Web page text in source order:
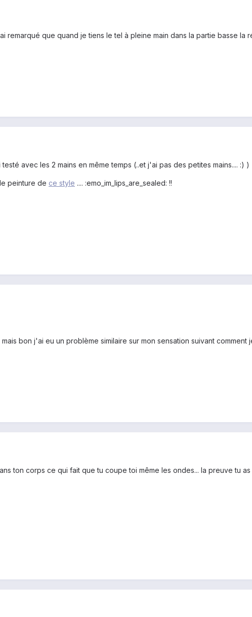
remarqué que quand je tiens le tel à pleine main dans la partie basse
avec les 2 mains en même temps (..et j'ai pas des petites mains.... :) )
peinture de ce style .... :emo_im_lips_are_sealed: !!
bon j'ai eu un problème similaire sur mon sensation suivant
ton corps ce qui fait que tu coupe toi même les ondes... la preuve tu